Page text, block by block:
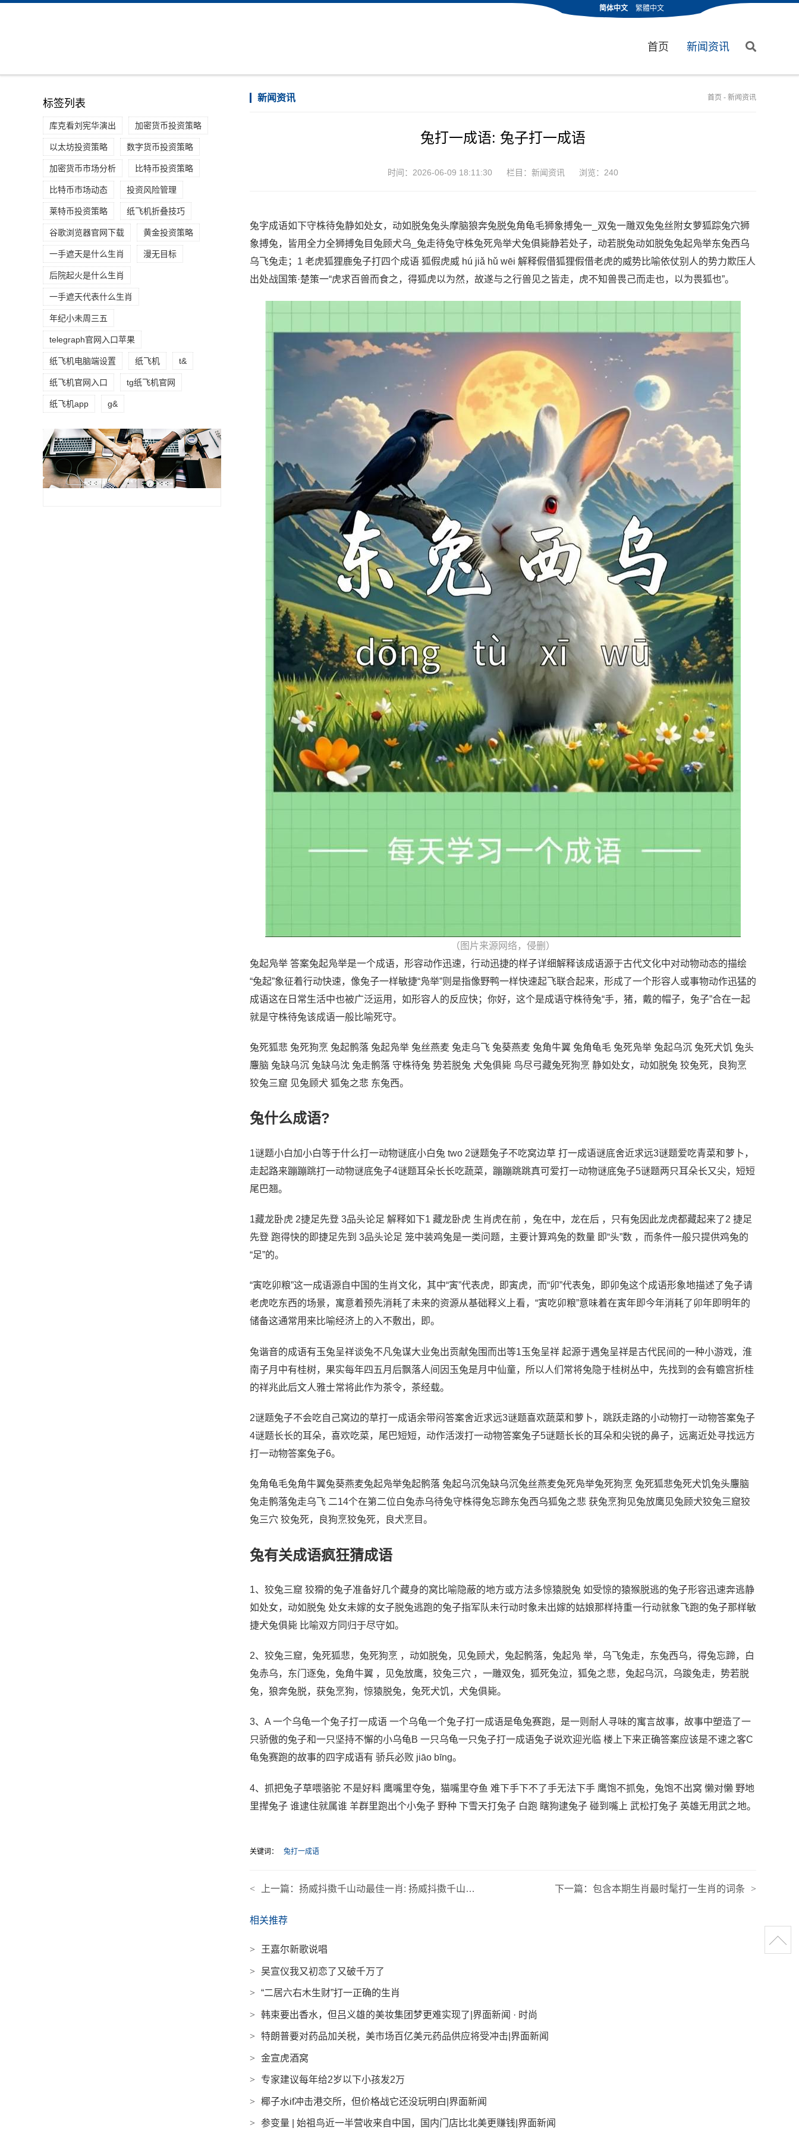
简体中文 繁體中文
首页 新闻资讯
标签列表
库克看刘宪华演出 加密货币投资策略
以太坊投资策略 数字货币投资策略
加密货币市场分析 比特币投资策略
比特币市场动态 投资风险管理
莱特币投资策略 纸飞机折叠技巧
谷歌浏览器官网下载 黄金投资策略
一手遮天是什么生肖 漫无目标
后院起火是什么生肖
一手遮天代表什么生肖
年纪小未周三五
telegraph官网入口苹果
纸飞机电脑端设置 纸飞机 t&
纸飞机官网入口 tg纸飞机官网
纸飞机app g&
新闻资讯 首页 - 新闻资讯
兔打一成语: 兔子打一成语
时间：2026-06-09 18:11:30 栏目： 新闻资讯 浏览：240
兔字成语如下守株待兔静如处女，动如脱兔兔头摩脑狼奔兔脱兔角龟毛狮象搏兔一_双兔一雕双兔兔丝附女萝狐踪兔穴狮
象搏兔，皆用全力全狮搏兔目兔顾犬乌_兔走待兔守株兔死凫举犬兔俱毙静若处子，动若脱兔动如脱兔兔起凫举东兔西乌
乌飞兔走；1 老虎狐狸鹿兔子打四个成语 狐假虎威 hú jiǎ hǔ wēi 解释假借狐狸假借老虎的威势比喻依仗别人的势力欺压人
出处战国策·楚策一“虎求百兽而食之，得狐虎以为然，故遂与之行兽见之皆走，虎不知兽畏己而走也，以为畏狐也”。
（图片来源网络，侵删）
兔起凫举 答案兔起凫举是一个成语，形容动作迅速，行动迅捷的样子详细解释该成语源于古代文化中对动物动态的描绘
“兔起”象征着行动快速，像兔子一样敏捷“凫举”则是指像野鸭一样快速起飞联合起来，形成了一个形容人或事物动作迅猛的
成语这在日常生活中也被广泛运用，如形容人的反应快；你好，这个是成语守株待兔“手，猪，戴的帽子，兔子”合在一起
就是守株待兔该成语一般比喻死守。
兔死狐悲 兔死狗烹 兔起鹘落 兔起凫举 兔丝燕麦 兔走乌飞 兔葵燕麦 兔角牛翼 兔角龟毛 兔死凫举 兔起乌沉 兔死犬饥 兔头
麞脑 兔缺乌沉 兔缺乌沈 兔走鹘落 守株待兔 势若脱兔 犬兔俱毙 鸟尽弓藏兔死狗烹 静如处女，动如脱兔 狡兔死，良狗烹
狡兔三窟 见兔顾犬 狐兔之悲 东兔西。
兔什么成语?
1谜题小白加小白等于什么打一动物谜底小白兔 two 2谜题兔子不吃窝边草 打一成语谜底舍近求远3谜题爱吃青菜和萝卜，
走起路来蹦蹦跳打一动物谜底兔子4谜题耳朵长长吃蔬菜，蹦蹦跳跳真可爱打一动物谜底兔子5谜题两只耳朵长又尖，短短
尾巴翘。
1藏龙卧虎 2捷足先登 3品头论足 解释如下1 藏龙卧虎 生肖虎在前 ，兔在中，龙在后 ，只有兔因此龙虎都藏起来了2 捷足
先登 跑得快的即捷足先到 3品头论足 笼中装鸡兔是一类问题，主要计算鸡兔的数量 即“头”数 ，而条件一般只提供鸡兔的
“足”的。
“寅吃卯粮”这一成语源自中国的生肖文化，其中“寅”代表虎，即寅虎，而“卯”代表兔，即卯兔这个成语形象地描述了兔子请
老虎吃东西的场景，寓意着预先消耗了未来的资源从基础释义上看，“寅吃卯粮”意味着在寅年即今年消耗了卯年即明年的
储备这通常用来比喻经济上的入不敷出，即。
兔谐音的成语有玉兔呈祥谈兔不凡兔谋大业兔出贡献兔围而出等1玉兔呈祥 起源于遇兔呈祥是古代民间的一种小游戏，淮
南子月中有桂树，果实每年四五月后飘落人间因玉兔是月中仙童，所以人们常将兔隐于桂树丛中，先找到的会有蟾宫折桂
的祥兆此后文人雅士常将此作为茶令，茶经载。
2谜题兔子不会吃自己窝边的草打一成语余带闷答案舍近求远3谜题喜欢蔬菜和萝卜，跳跃走路的小动物打一动物答案兔子
4谜题长长的耳朵，喜欢吃菜，尾巴短短，动作活泼打一动物答案兔子5谜题长长的耳朵和尖锐的鼻子，远离近处寻找远方
打一动物答案兔子6。
兔角龟毛兔角牛翼兔葵燕麦兔起凫举兔起鹘落 兔起乌沉兔缺乌沉兔丝燕麦兔死凫举兔死狗烹 兔死狐悲兔死犬饥兔头麞脑
兔走鹘落兔走乌飞 二14个在第二位白兔赤乌待兔守株得兔忘蹄东兔西乌狐兔之悲 获兔烹狗见兔放鹰见兔顾犬狡兔三窟狡
兔三穴 狡兔死，良狗烹狡兔死，良犬烹目。
兔有关成语疯狂猜成语
1、狡兔三窟 狡猾的兔子准备好几个藏身的窝比喻隐蔽的地方或方法多惊猿脱兔 如受惊的猿猴脱逃的兔子形容迅速奔逃静
如处女，动如脱兔 处女未嫁的女子脱兔逃跑的兔子指军队未行动时象未出嫁的姑娘那样持重一行动就象飞跑的兔子那样敏
捷犬兔俱毙 比喻双方同归于尽守如。
2、狡兔三窟，兔死狐悲，兔死狗烹 ，动如脱兔，见兔顾犬，兔起鹘落，兔起凫 举，乌飞兔走，东兔西乌，得兔忘蹄，白
兔赤乌，东门逐兔，兔角牛翼 ，见兔放鹰，狡兔三穴 ，一雕双兔，狐死兔泣，狐兔之悲，兔起乌沉，乌踆兔走，势若脱
兔，狼奔兔脱，获兔烹狗，惊猿脱兔，兔死犬饥，犬兔俱毙。
3、A 一个乌龟一个兔子打一成语 一个乌龟一个兔子打一成语是龟兔赛跑，是一则耐人寻味的寓言故事，故事中塑造了一
只骄傲的兔子和一只坚持不懈的小乌龟B 一只乌龟一只兔子打一成语兔子说欢迎光临 楼上下来正确答案应该是不速之客C
龟兔赛跑的故事的四字成语有 骄兵必败 jiāo bīng。
4、抓把兔子草喂骆驼 不是好料 鹰嘴里夺兔，猫嘴里夺鱼 难下手下不了手无法下手 鹰饱不抓兔，兔饱不出窝 懒对懒 野地
里撵兔子 谁逮住就属谁 羊群里跑出个小兔子 野种 下雪天打兔子 白跑 瞎狗逮兔子 碰到嘴上 武松打兔子 英雄无用武之地。
关键词： 兔打一成语
< 上一篇： 扬威抖擞千山动最佳一肖: 扬威抖擞千山动代表什么动物 >
下一篇： 包含本期生肖最时髦打一生肖的词条
相关推荐
> 王嘉尔新歌说唱
> 吴宣仪我又初恋了又破千万了
> “二居六右木生财”打一正确的生肖
> 韩束要出香水，但吕义雄的美妆集团梦更难实现了|界面新闻 · 时尚
> 特朗普要对药品加关税，美市场百亿美元药品供应将受冲击|界面新闻
> 金宣虎酒窝
> 专家建议每年给2岁以下小孩发2万
> 椰子水if冲击港交所，但价格战它还没玩明白|界面新闻
> 参变量 | 始祖鸟近一半营收来自中国，国内门店比北美更赚钱|界面新闻